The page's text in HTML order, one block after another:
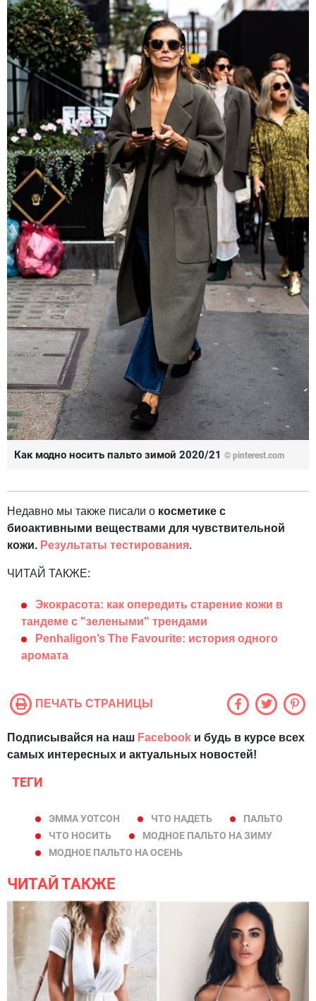
Как модно носить пальто зимой 2020/21 © pinterest.com
Недавно мы также писали о косметике с
биоактивными веществами для чувствительной
кожи. Результаты тестирования.
ЧИТАЙ ТАКЖЕ:
Экокрасота: как опередить старение кожи в
тандеме с "зелеными" трендами
Penhaligon’s The Favourite: история одного
аромата
ПЕЧАТЬ СТРАНИЦЫ
Подписывайся на наш Facebook и будь в курсе всех
самых интересных и актуальных новостей!
ТЕГИ
ЭММА УОТСОН ЧТО НАДЕТЬ
ПАЛЬТО
ЧТО НОСИТЬ
МОДНОЕ ПАЛЬТО НА ЗИМУ
МОДНОЕ ПАЛЬТО НА ОСЕНЬ
ЧИТАЙ ТАКЖЕ